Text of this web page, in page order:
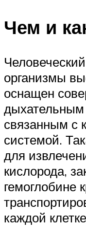
Чем и
организмы
оснащен
дыхательным
связанным с
системой.
для
кислорода,
гемоглобине
каждой